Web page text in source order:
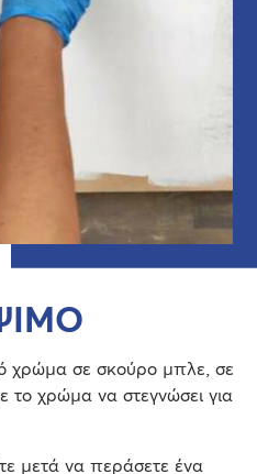
χρώμα σε σκούρο μπλε, σε
το χρώμα να στεγνώσει για
μετά να περάσετε ένα